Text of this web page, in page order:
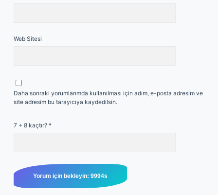
Web Sitesi
Daha sonraki yorumlarımda kullanılması için adım, e-posta adresim ve
site adresim bu tarayıcıya kaydedilsin.
7 + 8 kaçtır? *